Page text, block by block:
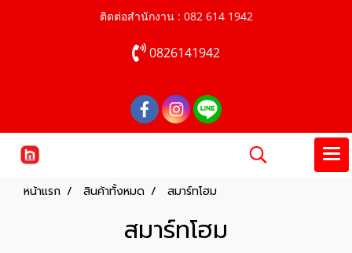
ติดต่อสำนักงาน : 082 614 1942
0826141942
หน้าแรก สินค้าทั้งหมด สมาร์ทโฮม
สมาร์ทโฮม